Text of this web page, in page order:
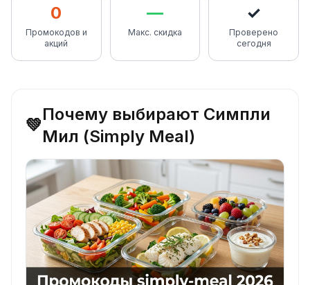
0
Промокодов и
акций
—
Макс. скидка
✓
Проверено
сегодня
💚
Почему выбирают Симпли
Мил (Simply Meal)